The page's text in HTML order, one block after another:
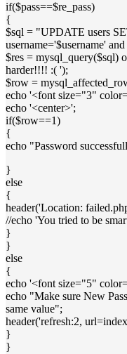
if($pass==$re_pass)
{
$sql = "UPDATE users
username='$username'
$res = mysql_query($sql)
harder!!!! :( ');
$row =
echo '<font size="3"
echo '<center>';
if($row==1)
{
echo "Password
}
else
{
header('Location:
//echo 'You tried to be
}
}
else
{
echo '<font size="5"
echo "Make sure New
same value";
header('refresh:2,
}
}